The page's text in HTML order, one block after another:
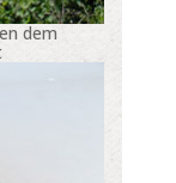
dem